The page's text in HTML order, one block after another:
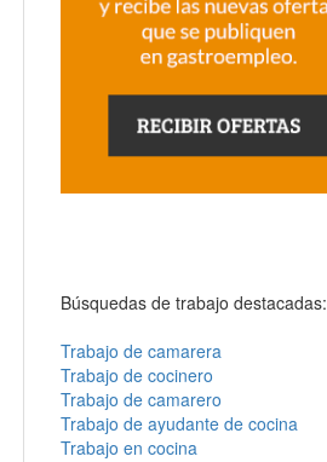
Búsquedas de trabajo destacadas:
Trabajo de camarera
Trabajo de cocinero
Trabajo de camarero
Trabajo de ayudante de cocina
Trabajo en cocina